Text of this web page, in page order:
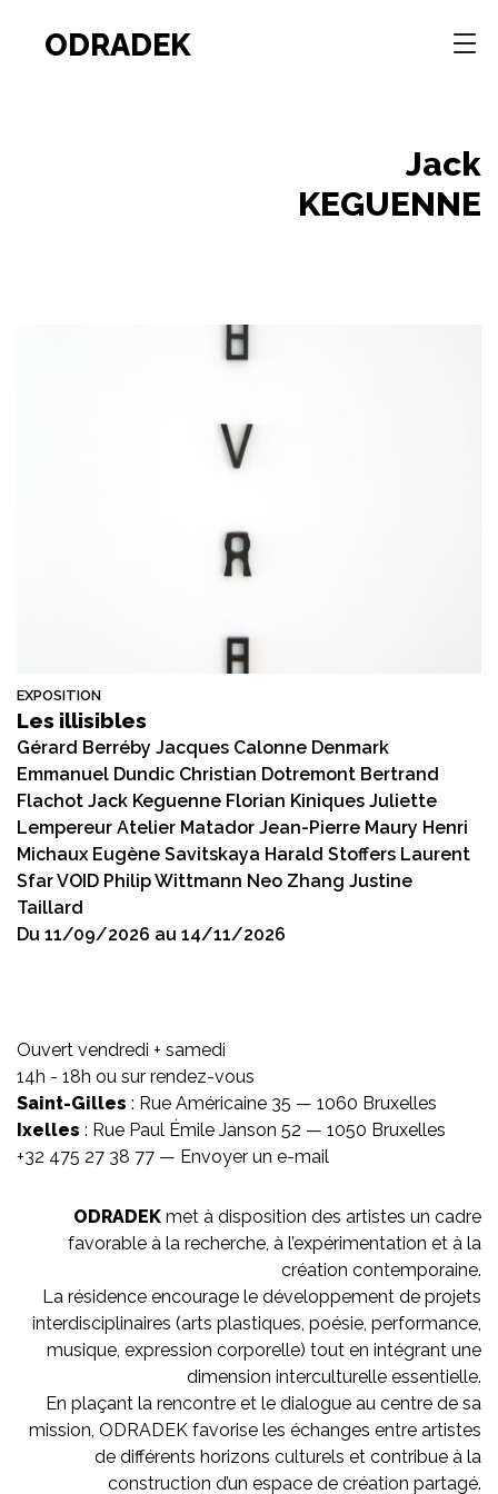
ODRADEK
Jack
KEGUENNE
EXPOSITION
Les illisibles
Gérard Berréby Jacques Calonne Denmark
Emmanuel Dundic Christian Dotremont Bertrand
Flachot Jack Keguenne Florian Kiniques Juliette
Lempereur Atelier Matador Jean-Pierre Maury Henri
Michaux Eugène Savitskaya Harald Stoffers Laurent
Sfar VOID Philip Wittmann Neo Zhang Justine
Taillard
Du 11/09/2026 au 14/11/2026
Ouvert vendredi + samedi
14h - 18h ou sur rendez-vous
Saint-Gilles : Rue Américaine 35 — 1060 Bruxelles
Ixelles : Rue Paul Émile Janson 52 — 1050 Bruxelles
+32 475 27 38 77 — Envoyer un e-mail
ODRADEK met à disposition des artistes un cadre
favorable à la recherche, à l’expérimentation et à la
création contemporaine.
La résidence encourage le développement de projets
interdisciplinaires (arts plastiques, poésie, performance,
musique, expression corporelle) tout en intégrant une
dimension interculturelle essentielle.
En plaçant la rencontre et le dialogue au centre de sa
mission, ODRADEK favorise les échanges entre artistes
de différents horizons culturels et contribue à la
construction d’un espace de création partagé.